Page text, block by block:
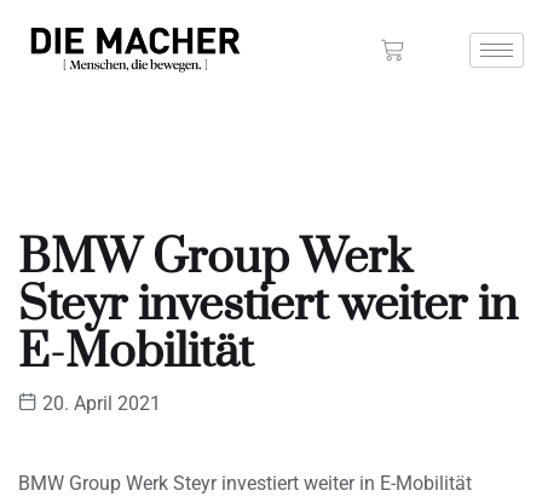
BMW Group Werk
Steyr investiert weiter in
E-Mobilität
20. April 2021
BMW Group Werk Steyr investiert weiter in E-Mobilität